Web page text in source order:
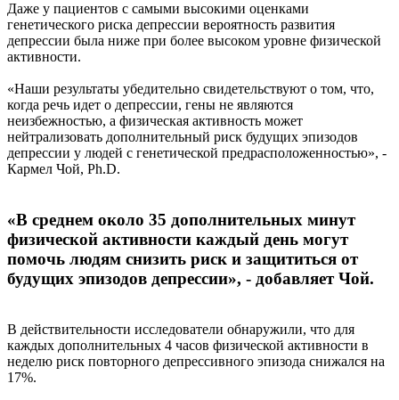
Даже у пациентов с самыми высокими оценками
генетического риска депрессии вероятность развития
депрессии была ниже при более высоком уровне физической
активности.
«Наши результаты убедительно свидетельствуют о том, что,
когда речь идет о депрессии, гены не являются
неизбежностью, а физическая активность может
нейтрализовать дополнительный риск будущих эпизодов
депрессии у людей с генетической предрасположенностью», -
Кармел Чой, Ph.D.
«В среднем около 35 дополнительных минут
физической активности каждый день могут
помочь людям снизить риск и защититься от
будущих эпизодов депрессии», - добавляет Чой.
В действительности исследователи обнаружили, что для
каждых дополнительных 4 часов физической активности в
неделю риск повторного депрессивного эпизода снижался на
17%.